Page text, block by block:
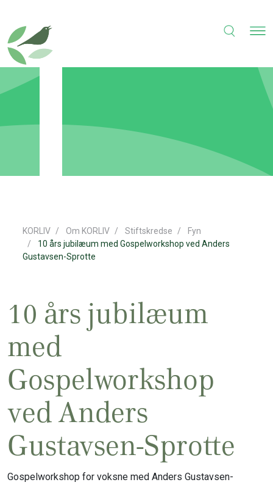
KORLIV Om KORLIV Stiftskredse
Fyn
10 års jubilæum med Gospelworkshop ved Anders
Gustavsen-Sprotte
10 års jubilæum
med
Gospelworkshop
ved Anders
Gustavsen-Sprotte
Gospelworkshop for voksne med Anders Gustavsen-